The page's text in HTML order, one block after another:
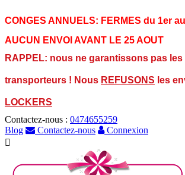
CONGES ANNUELS: FERMES du 1er
AUCUN ENVOI AVANT LE 25 AOUT
RAPPEL: nous ne garantissons pas
transporteurs ! Nous REFUSONS les
LOCKERS
Contactez-nous : 0474655259
Blog
Contactez-nous
Connexion
